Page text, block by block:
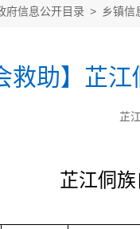
府信息公开目录 > 乡镇信
救助】芷
芷
芷江侗